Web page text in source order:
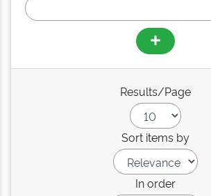
Results/Page
Sort items by
In order